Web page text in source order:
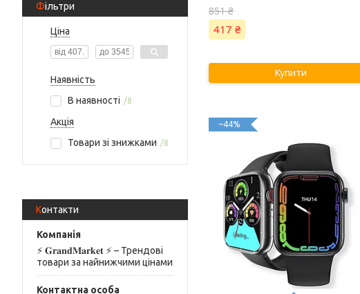
Фільтри
Ціна
Наявність
В наявності
8
Акція
Товари зі знижками
8
Контакти
⚡️ 𝐆𝐫𝐚𝐧𝐝𝐌𝐚𝐫𝐤𝐞𝐭 ⚡️ – Трендові
товари за найнижчими цінами
851 ₴
417 ₴
Купити
–44%